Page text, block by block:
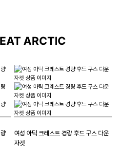
ARCTIC
여성 아틱 크레스트 경량 후드 구스 다운
자켓